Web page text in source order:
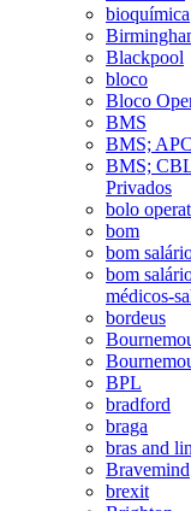
bioquímica
Blackpool
bloco
Bloco
BMS
BMS;
BMS;
Privados
bolo
bom
bom
bom
médicos-
bordeus
BPL
bradford
braga
bras and
Bravemind
brexit